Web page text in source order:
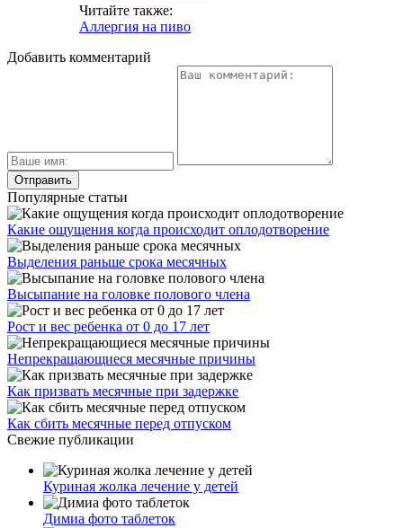
Читайте также:
Аллергия на пиво
Добавить комментарий
Популярные статьи
Какие ощущения когда происходит оплодотворение
Выделения раньше срока месячных
Высыпание на головке полового члена
Рост и вес ребенка от 0 до 17 лет
Непрекращающиеся месячные причины
Как призвать месячные при задержке
Как сбить месячные перед отпуском
Свежие публикации
Куриная жолка лечение у детей
Димиа фото таблеток